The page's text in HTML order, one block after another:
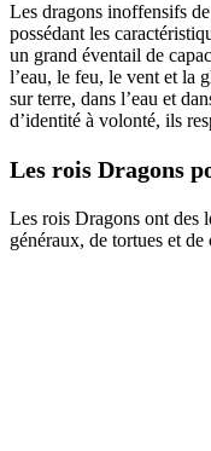
Les dragons inoffensifs
possédant les
un grand éventail de
l’eau, le feu, le vent et la
sur terre, dans l’eau et
d’identité à volonté, ils
Les rois Dragons
Les rois Dragons ont des
généraux, de tortues et